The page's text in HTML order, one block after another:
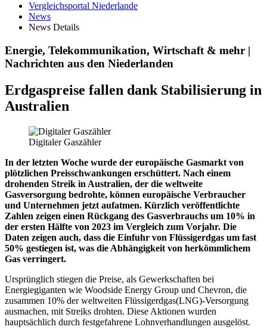
Vergleichsportal Niederlande
News
News Details
Energie, Telekommunikation, Wirtschaft & mehr |
Nachrichten aus den Niederlanden
Erdgaspreise fallen dank Stabilisierung in
Australien
Digitaler Gaszähler
In der letzten Woche wurde der europäische Gasmarkt von
plötzlichen Preisschwankungen erschüttert. Nach einem
drohenden Streik in Australien, der die weltweite
Gasversorgung bedrohte, können europäische Verbraucher
und Unternehmen jetzt aufatmen. Kürzlich veröffentlichte
Zahlen zeigen einen Rückgang des Gasverbrauchs um 10% in
der ersten Hälfte von 2023 im Vergleich zum Vorjahr. Die
Daten zeigen auch, dass die Einfuhr von Flüssigerdgas um fast
50% gestiegen ist, was die Abhängigkeit von herkömmlichem
Gas verringert.
Ursprünglich stiegen die Preise, als Gewerkschaften bei
Energiegiganten wie Woodside Energy Group und Chevron, die
zusammen 10% der weltweiten Flüssigerdgas(LNG)-Versorgung
ausmachen, mit Streiks drohten. Diese Aktionen wurden
hauptsächlich durch festgefahrene Lohnverhandlungen ausgelöst.